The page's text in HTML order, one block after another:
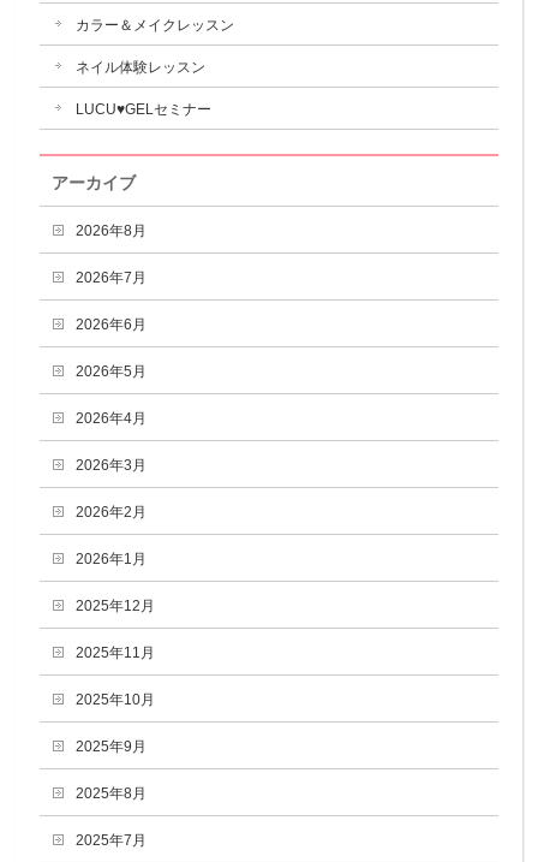
カラー＆メイクレッスン
ネイル体験レッスン
LUCU♥GELセミナー
アーカイブ
2026年8月
2026年7月
2026年6月
2026年5月
2026年4月
2026年3月
2026年2月
2026年1月
2025年12月
2025年11月
2025年10月
2025年9月
2025年8月
2025年7月